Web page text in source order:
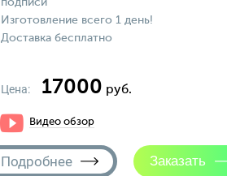
подписи
Изготовление всего 1 день!
Доставка бесплатно
Цена: 17000 руб.
Видео обзор
Подробнее